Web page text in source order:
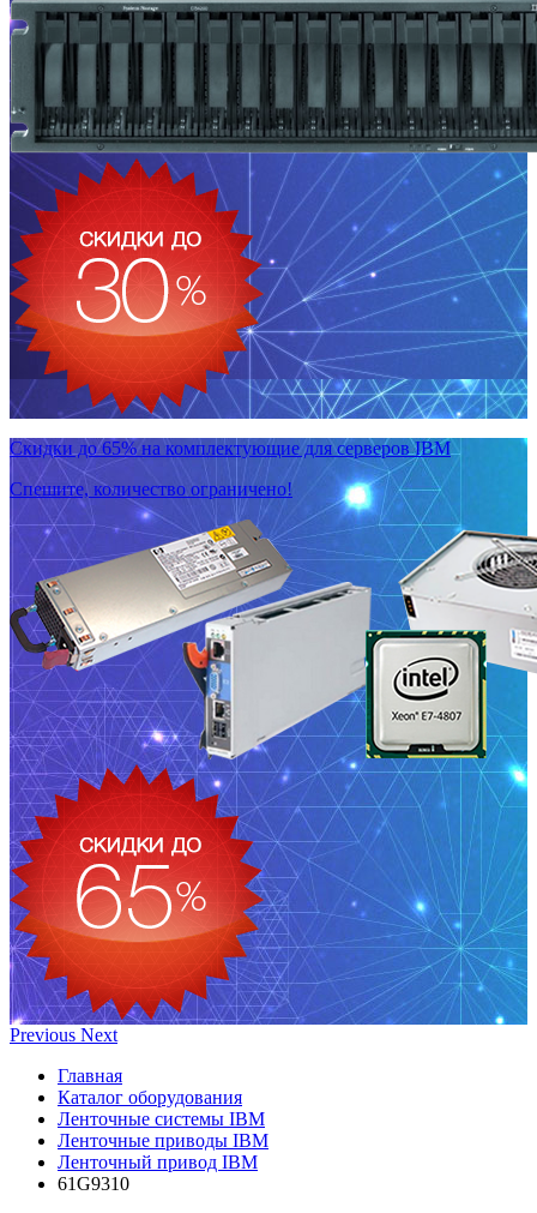
Скидки до 65% на комплектующие для серверов IBM
Спешите, количество ограничено!
Previous Next
Главная
Каталог оборудования
Ленточные системы IBM
Ленточные приводы IBM
Ленточный привод IBM
61G9310